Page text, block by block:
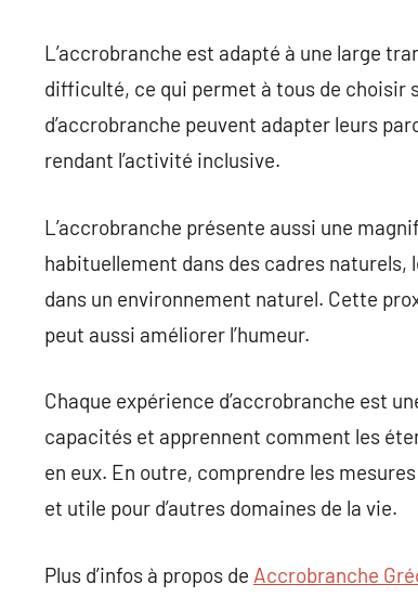
L’accrobranche est adapté à une large
difficulté, ce qui permet à tous de choisir
d’accrobranche peuvent adapter leurs
rendant l’activité inclusive.
L’accrobranche présente aussi une
habituellement dans des cadres naturels,
dans un environnement naturel. Cette
peut aussi améliorer l’humeur.
Chaque expérience d’accrobranche est
capacités et apprennent comment les
en eux. En outre, comprendre les
et utile pour d’autres domaines de la vie.
Plus d’infos à propos de Accrobranche